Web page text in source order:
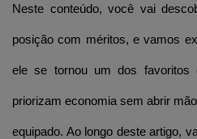
Neste conteúdo, você vai
posição com méritos, e vamos
ele se tornou um dos favoritos
priorizam economia sem abrir
equipado. Ao longo deste artigo,